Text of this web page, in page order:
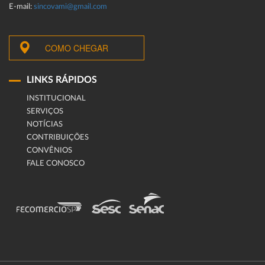
E-mail: sincovami@gmail.com
COMO CHEGAR
LINKS RÁPIDOS
INSTITUCIONAL
SERVIÇOS
NOTÍCIAS
CONTRIBUIÇÕES
CONVÊNIOS
FALE CONOSCO